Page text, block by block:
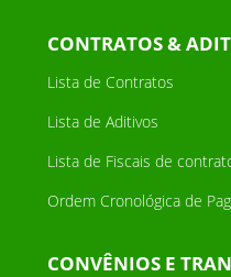
CONTRATOS &
Lista de Contratos
Lista de Aditivos
Lista de Fiscais de
Ordem Cronológica de
CONVÊNIOS E